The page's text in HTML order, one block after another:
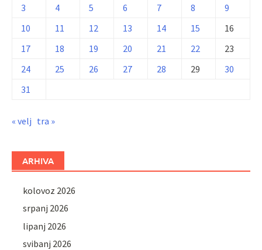
3
4 5 6 7 8
9
10
11 12 13 14 15
16
17
18 19 20 21 22
23
24
25 26 27 28 29
30
31
« velj tra »
ARHIVA
kolovoz 2026
srpanj 2026
lipanj 2026
svibanj 2026